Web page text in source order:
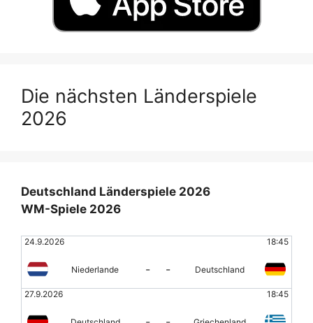
Die nächsten Länderspiele
2026
Deutschland Länderspiele 2026
WM-Spiele 2026
24.9.2026 18:45
Niederlande - - Deutschland
27.9.2026 18:45